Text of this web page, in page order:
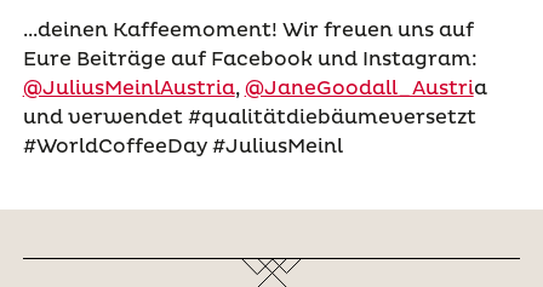
...deinen Kaffeemoment! Wir freuen uns auf
Eure Beiträge auf Facebook und Instagram:
@JuliusMeinlAustria, @JaneGoodall_Austria
und verwendet #qualitätdiebäumeversetzt
#WorldCoffeeDay #JuliusMeinl